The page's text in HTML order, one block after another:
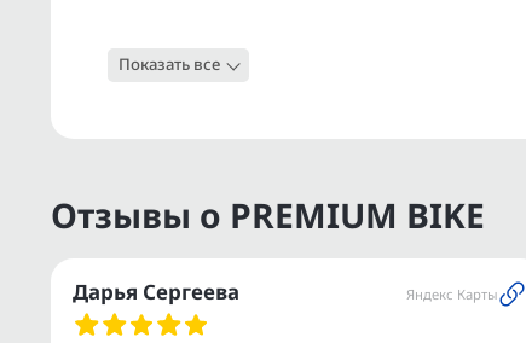
Проверка работоспособности
Услуга ТRАDЕ-IN — удаленная оценка
Поможем с регистрацией в ГИБДД.
Показать все
Отзывы о PREMIUM BIKE
Дарья Сергеева Яндекс Карты